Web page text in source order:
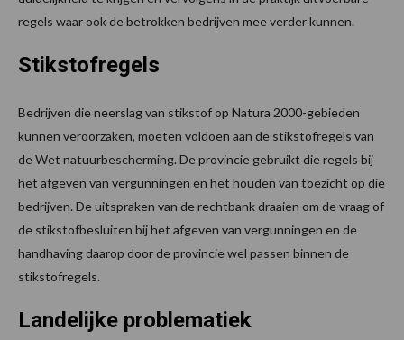
regels waar ook de betrokken bedrijven mee verder kunnen.
Stikstofregels
Bedrijven die neerslag van stikstof op Natura 2000-gebieden
kunnen veroorzaken, moeten voldoen aan de stikstofregels van
de Wet natuurbescherming. De provincie gebruikt die regels bij
het afgeven van vergunningen en het houden van toezicht op die
bedrijven. De uitspraken van de rechtbank draaien om de vraag of
de stikstofbesluiten bij het afgeven van vergunningen en de
handhaving daarop door de provincie wel passen binnen de
stikstofregels.
Landelijke problematiek